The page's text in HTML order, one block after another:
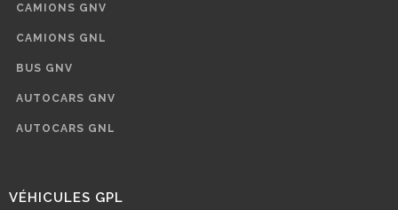
CAMIONS GNV
CAMIONS GNL
BUS GNV
AUTOCARS GNV
AUTOCARS GNL
VÉHICULES GPL